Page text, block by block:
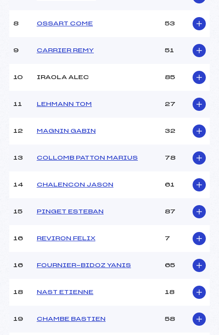
CAMBIER JULES (MB)
Ouvreurs D :
Météo :
Nombre de portes :
Traceur :
Ouvreurs C :
Ouvreurs E :
Pénalité appliquée :
80.0000
8 OSSART COME 53
9 CARRIER REMY 51
10 IRAOLA ALEC 85
11 LEHMANN TOM 27
12 MAGNIN GABIN 32
13 COLLOMB PATTON MARIUS 78
14 CHALENCON JASON 61
15 PINGET ESTEBAN 87
16 REVIRON FELIX 7
16 FOURNIER-BIDOZ YANIS 65
18 NAST ETIENNE 18
19 CHAMBE BASTIEN 58